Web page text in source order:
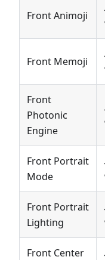
Front Animoji
Front Memoji
Front
Photonic
Engine
Front Portrait
Mode
Front Portrait
Lighting
Front Center